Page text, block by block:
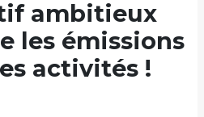
ambitieux
les émissions
activités !